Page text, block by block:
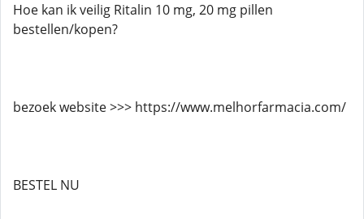
Hoe kan ik veilig Ritalin 10 mg, 20 mg pillen
bestellen/kopen?
bezoek website >>> https://www.melhorfarmacia.com/
BESTEL NU